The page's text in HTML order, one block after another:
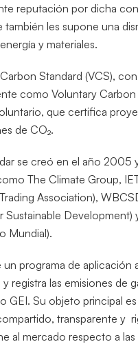
reputación por dicha
también les supone una
y materiales.
Standard (VCS),
como Voluntary Carbon
que certifica
de CO₂.
se creó en el año 2005
The Climate Group,
Association),
Sustainable Development)
Mundial).
un programa de aplicación
registra las emisiones de
GEI. Su objeto principal
transparente y
al mercado respecto a